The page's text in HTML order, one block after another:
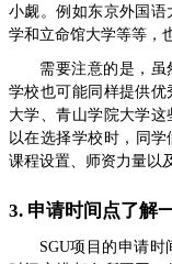
小觑。例如东京外国
学和立命馆大学等等，
需要注意的是，虽
学校也可能同样提供
大学、青山学院大学
以在选择学校时，同
课程设置、师资力量以
3. 申请时间点了解
SGU项目的申请